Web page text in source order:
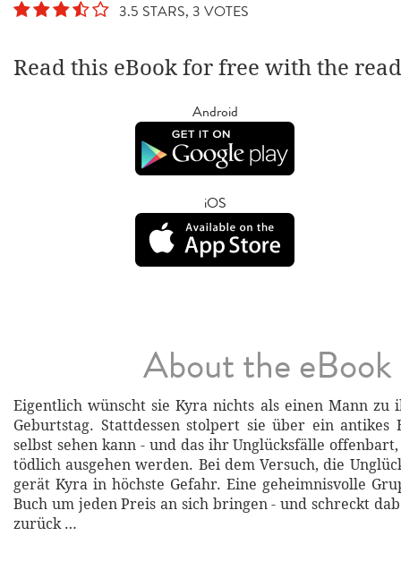
3.5 STARS, 3 VOTES
Read this eBook for free with the
Android
iOS
About the eBook
Eigentlich wünscht sie Kyra nichts als einen Mann zu
Geburtstag. Stattdessen stolpert sie über ein antikes
selbst sehen kann - und das ihr Unglücksfälle
tödlich ausgehen werden. Bei dem Versuch, die
gerät Kyra in höchste Gefahr. Eine geheimnisvolle
Buch um jeden Preis an sich bringen - und schreckt
zurück …